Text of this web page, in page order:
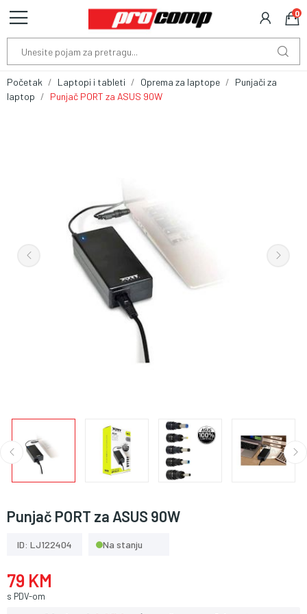
0
Početak Laptopi i tableti Oprema za laptope
Punjači za
laptop
Punjač PORT za ASUS 90W
Punjač PORT za ASUS 90W
ID: LJ122404 Na stanju
79 KM
s PDV-om